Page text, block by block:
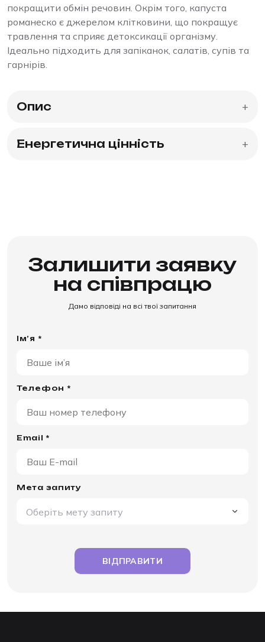
покращити обмін речовин. Окрім того, капуста
романеско є джерелом клітковини, що покращує
травлення та сприяє детоксикації організму.
Ідеально підходить для запіканок, салатів, супів та
гарнірів.
Опис +
Енергетична цінність +
Залишити заявку
на співпрацю
Дамо відповіді на всі твої запитання
Ім’я *
Телефон *
Email *
Мета запиту